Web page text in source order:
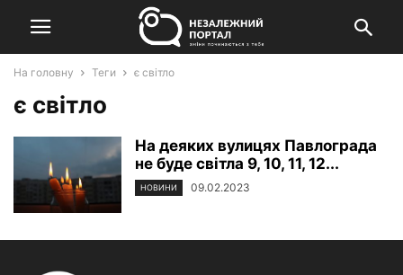
На головну Теги є світло
є світло
На деяких вулицях Павлограда
не буде світла 9, 10, 11, 12...
НОВИНИ 09.02.2023